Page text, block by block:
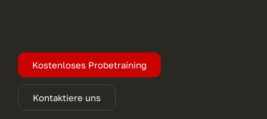
Kostenloses Probetraining
Kontaktiere uns